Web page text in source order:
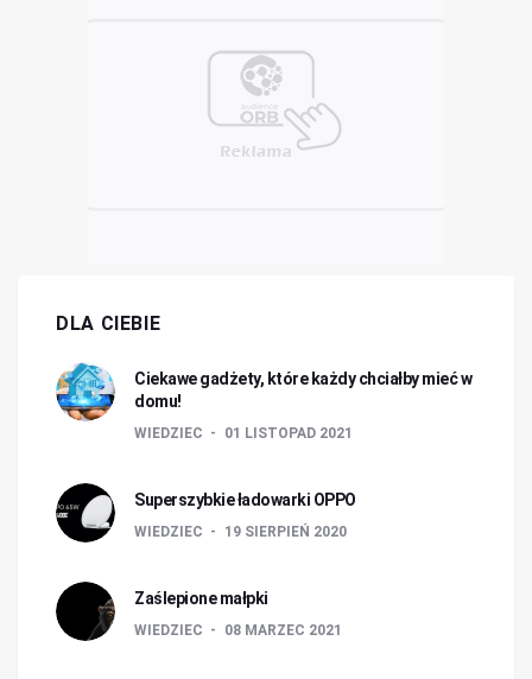
DLA CIEBIE
Ciekawe gadżety, które każdy chciałby mieć w
domu!
WIEDZIEC 01 LISTOPAD 2021
Superszybkie ładowarki OPPO
WIEDZIEC 19 SIERPIEŃ 2020
Zaślepione małpki
WIEDZIEC 08 MARZEC 2021